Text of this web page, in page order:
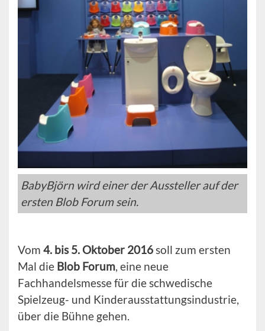
BabyBjörn wird einer der Aussteller auf der
ersten Blob Forum sein.
Vom 4. bis 5. Oktober 2016soll zum ersten
Mal die Blob Forum, eine neue
Fachhandelsmesse für die schwedische
Spielzeug- und Kinderausstattungsindustrie,
über die Bühne gehen.